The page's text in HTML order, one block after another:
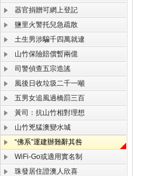
器官捐贈可網上登記
鹽里火警托兒急疏散
土生男涉騙千四萬就逮
山竹保險賠償暫兩億
司警偵查五宗造謠
風後日收垃圾二千一噸
五男女追風過橋罰三百
黃司：抗山竹相對理想
山竹兇猛澳變水城
“佛系”運建辦難辭其咎
WiFi-Go或適用實名制
珠發居住證澳人欣喜